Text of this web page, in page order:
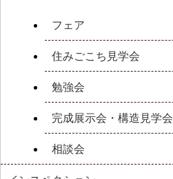
フェア
住みごこち見学会
勉強会
完成展示会・構造見学会
相談会